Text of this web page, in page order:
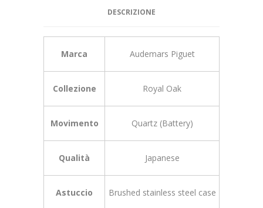
DESCRIZIONE
Marca Audemars Piguet
Collezione Royal Oak
Movimento Quartz (Battery)
Qualità Japanese
Astuccio Brushed stainless steel case